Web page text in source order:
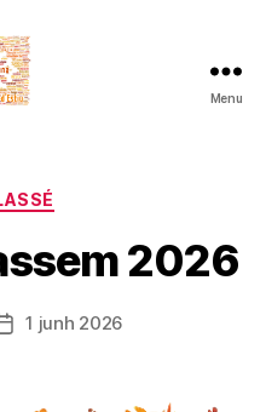
Menu
2026
Post1 junh 2026